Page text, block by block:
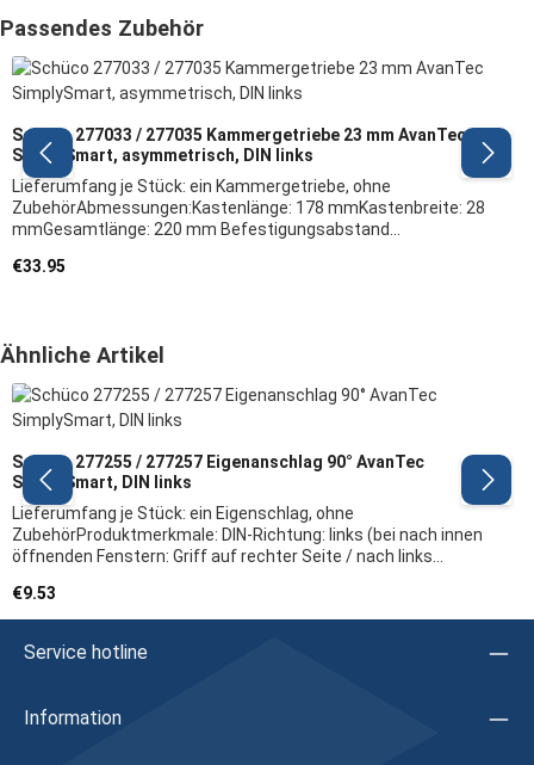
Skip product gallery
Passendes Zubehör
Schüco 277033 / 277035 Kammergetriebe 23 mm AvanTec
SimplySmart, asymmetrisch, DIN links
Lieferumfang je Stück: ein Kammergetriebe, ohne
ZubehörAbmessungen:Kastenlänge: 178 mmKastenbreite: 28
mmGesamtlänge: 220 mm Befestigungsabstand
mmProduktmerkmale: DIN-Richtung: links(bei nach innen
Befestigungsrosetten ACHTUNG: Dieses Produkt gehört zum
neueren Beschlagsystem "AvanTec SimplySmart" (Baujahr
ab 2013) und ist bei Schüco nur mit diesem System
kompatibel. Zum Austausch der Kammergetriebe wird hierbei
Demontagezange (289454) benötigt.Herstellerangaben:
Firma: Schüco Herstellerartikel: 277033 / 277035 (VE =
10) Hinweis: Wir empfehlen, das Austauschen von
Beschlagteilen sowie das Justieren des Fensters/der Tür
durch eine Fachkraft vornehmen zu lassen
Regular price:
€33.95
Skip product gallery
Ähnliche Artikel
Schüco 277255 / 277257 Eigenanschlag 90° AvanTec
SimplySmart, DIN links
Lieferumfang je Stück: ein Eigenschlag, ohne
ZubehörProduktmerkmale: DIN-Richtung: links (bei nach innen
öffnenden Fenstern: Griff auf rechter Seite / nach links
Fenster, Kipp-vor-Dreh-Fenster und Dreh-
Fenster Herstellerangaben: Firma: Schüco Herstellerartikel:
277255 / 277257 (VE = 10)Hinweis: Wir empfehlen, das
Austauschen von Beschlagteilen sowie das Justieren des
Regular price:
€9.53
Service hotline
Information